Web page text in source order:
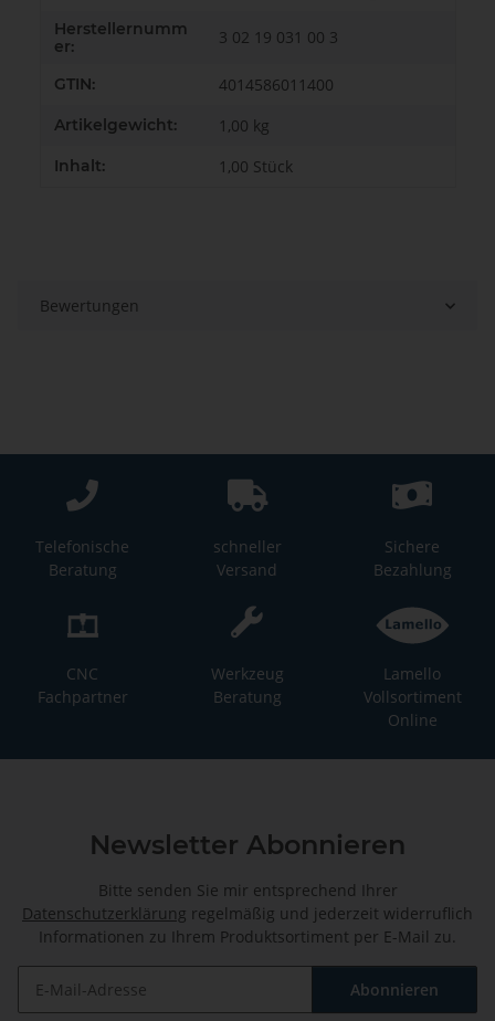
Herstellernumm
er:
3 02 19 031 00 3
GTIN: 4014586011400
Artikelgewicht: 1,00 kg
Inhalt: 1,00 Stück
Bewertungen
Telefonische
Beratung
schneller
Versand
Sichere
Bezahlung
CNC
Fachpartner
Werkzeug
Beratung
Lamello
Vollsortiment
Online
Newsletter Abonnieren
Bitte senden Sie mir entsprechend Ihrer
Datenschutzerklärung regelmäßig und jederzeit widerruflich
Informationen zu Ihrem Produktsortiment per E-Mail zu.
Abonnieren